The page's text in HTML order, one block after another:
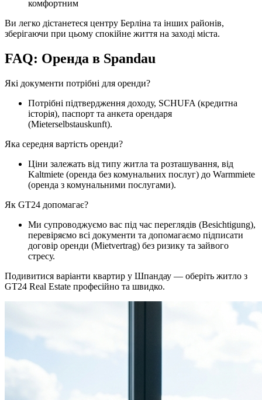
комфортним
Ви легко дістанетеся центру Берліна та інших районів,
зберігаючи при цьому спокійне життя на заході міста.
FAQ: Оренда в Spandau
Які документи потрібні для оренди?
Потрібні підтвердження доходу, SCHUFA (кредитна
історія), паспорт та анкета орендаря
(Mieterselbstauskunft).
Яка середня вартість оренди?
Ціни залежать від типу житла та розташування, від
Kaltmiete (оренда без комунальних послуг) до Warmmiete
(оренда з комунальними послугами).
Як GT24 допомагає?
Ми супроводжуємо вас під час переглядів (Besichtigung),
перевіряємо всі документи та допомагаємо підписати
договір оренди (Mietvertrag) без ризику та зайвого
стресу.
Подивитися варіанти квартир у Шпандау — оберіть житло з
GT24 Real Estate професійно та швидко.